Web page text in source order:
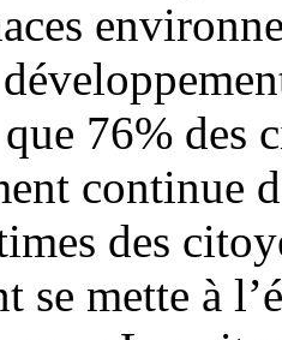
76% des
continue
des
se mette à